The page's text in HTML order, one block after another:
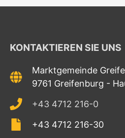
KONTAKTIEREN SIE UNS
Marktgemeinde
9761 Greifenburg -
+43 4712 216-0
+43 4712 216-30